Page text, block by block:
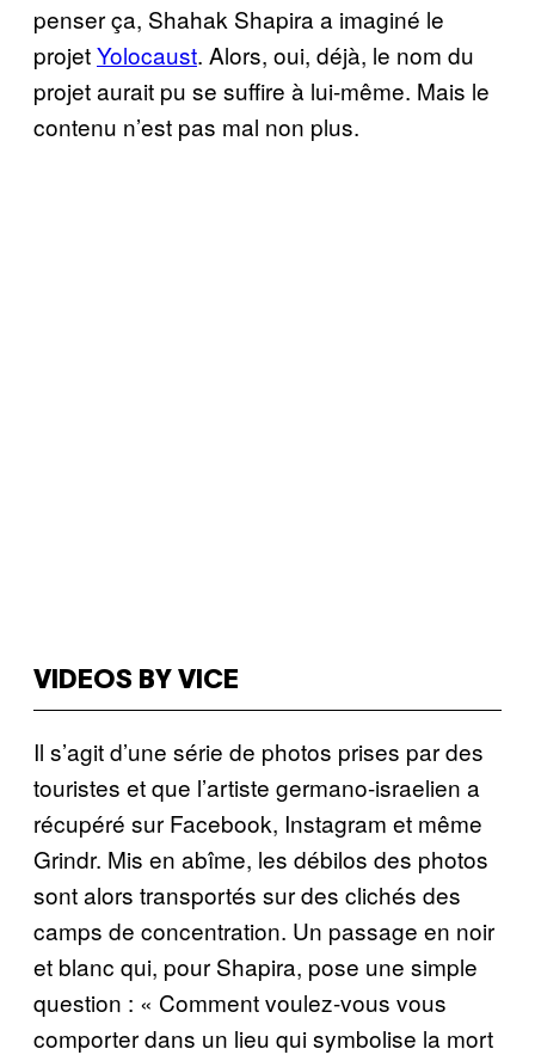
penser ça, Shahak Shapira a imaginé le
projetYolocaust. Alors, oui, déjà, le nom du
projet aurait pu se suffire à lui-même. Mais le
contenu n’est pas mal non plus.
VIDEOS BY VICE
Il s’agit d’une série de photos prises par des
touristes et que l’artiste germano-israelien a
récupéré sur Facebook, Instagram et même
Grindr. Mis en abîme, les débilos des photos
sont alors transportés sur des clichés des
camps de concentration. Un passage en noir
et blanc qui, pour Shapira, pose une simple
question : « Comment voulez-vous vous
comporter dans un lieu qui symbolise la mort